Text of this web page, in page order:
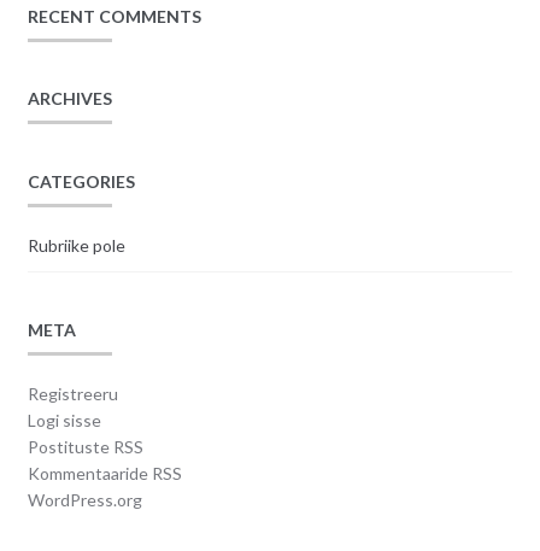
RECENT COMMENTS
ARCHIVES
CATEGORIES
Rubriike pole
META
Registreeru
Logi sisse
Postituste RSS
Kommentaaride RSS
WordPress.org